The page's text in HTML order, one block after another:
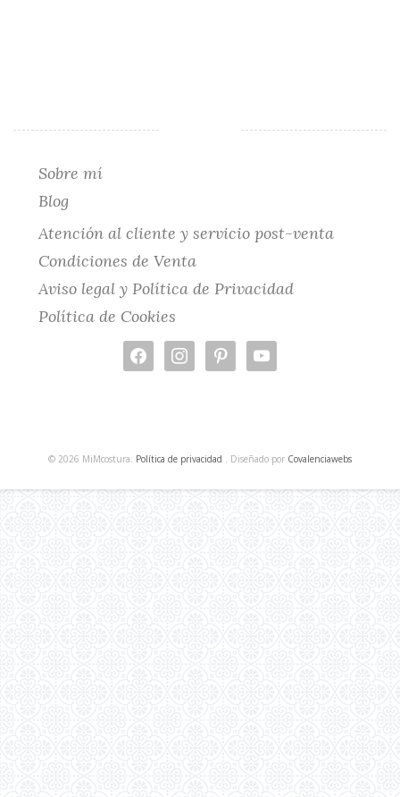
Sobre mí
Blog
Atención al cliente y servicio post-venta
Condiciones de Venta
Aviso legal y Política de Privacidad
Política de Cookies
facebookinstagrampinterestyoutube
© 2026 MiMcostura. Política de privacidad . Diseñado por Covalenciawebs